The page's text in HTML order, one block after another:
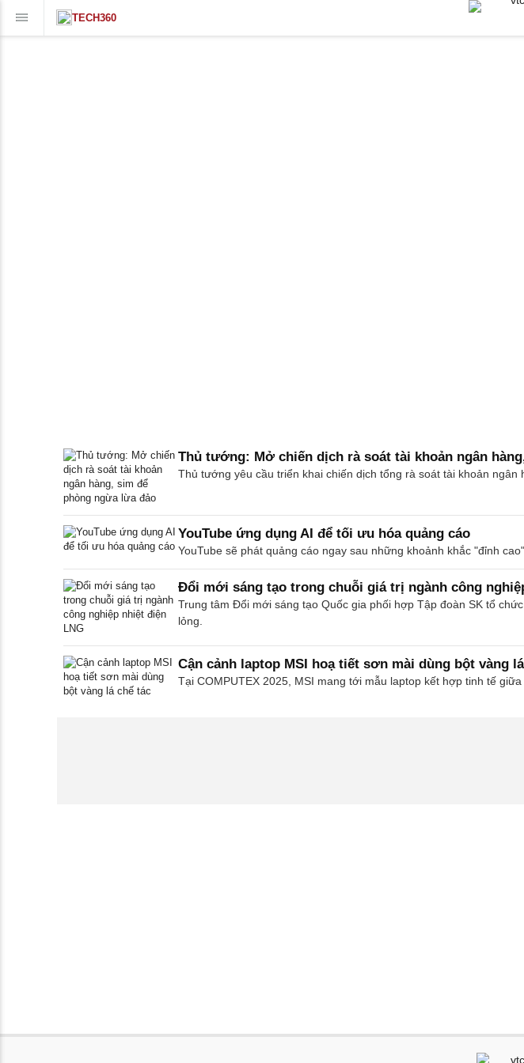
TECH360
Thủ tướng: Mở chiến dịch rà soát tài khoản ngân
Thủ tướng yêu cầu triển khai chiến dịch tổng rà soát tài khoản
YouTube ứng dụng AI để tối ưu hóa quảng cáo
YouTube sẽ phát quảng cáo ngay sau những khoảnh khắc "đỉnh
Đổi mới sáng tạo trong chuỗi giá trị ngành công
Trung tâm Đổi mới sáng tạo Quốc gia phối hợp Tập đoàn SK tổ
lỏng.
Cận cảnh laptop MSI hoạ tiết sơn mài dùng bột vàng
Tại COMPUTEX 2025, MSI mang tới mẫu laptop kết hợp tinh tế